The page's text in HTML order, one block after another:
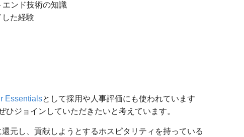
ンド技術の知識
た経験
Essentialsとして採用や人事評価にも使われています
ジョインしていただきたいと考えています。
元し、貢献しようとするホスピタリティを持っている